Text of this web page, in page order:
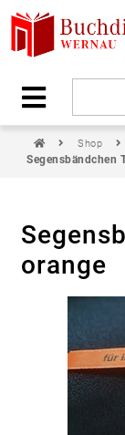
Shop
Segensbändchen
orange